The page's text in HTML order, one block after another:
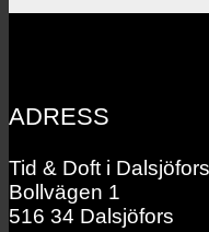
ADRESS
Tid & Doft i
Bollvägen 1
516 34 Dalsjöfors